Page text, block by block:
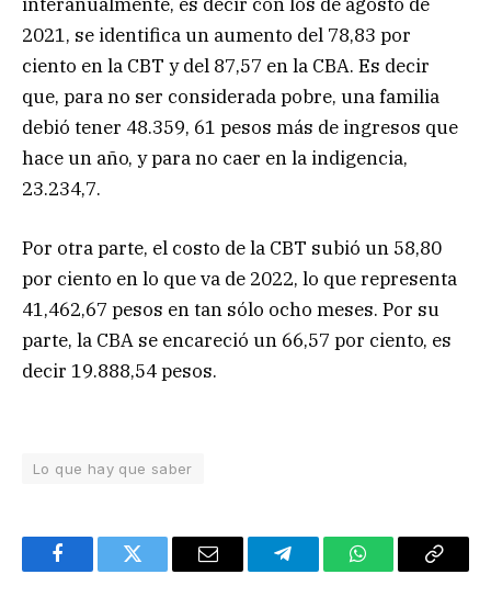
2021, se identifica un aumento del 78,83 por
ciento en la CBT y del 87,57 en la CBA. Es decir
que, para no ser considerada pobre, una familia
debió tener 48.359, 61 pesos más de ingresos que
hace un año, y para no caer en la indigencia,
23.234,7.
Por otra parte, el costo de la CBT subió un 58,80
por ciento en lo que va de 2022, lo que representa
41,462,67 pesos en tan sólo ocho meses. Por su
parte, la CBA se encareció un 66,57 por ciento, es
decir 19.888,54 pesos.
Lo que hay que saber
FacebookTwitter Email TelegramWhatsAppCopy